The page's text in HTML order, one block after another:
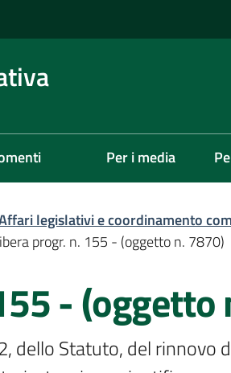
Per i media
legislativi e coordinamento
progr. n. 155 - (oggetto n. 7870)
- (oggetto
dello Statuto, del